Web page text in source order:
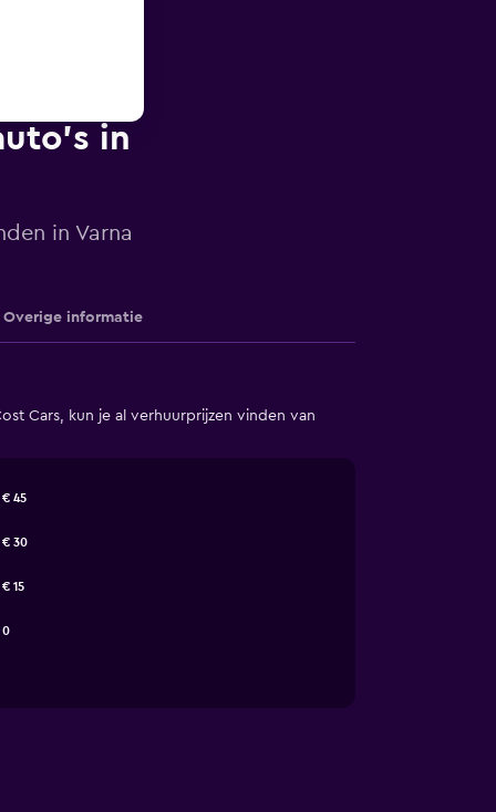
in
in Varna
Overige informatie
Cars, kun je al verhuurprijzen vinden van
0
€ 15
€ 30
€ 45